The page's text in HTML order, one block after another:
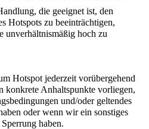
die geeignet ist, den
Hotspots zu beeinträchtigen,
unverhältnismäßig hoch zu
Hotspot jederzeit vorübergehend
konkrete Anhaltspunkte vorliegen,
und/oder geltendes
oder wenn wir ein sonstiges
haben.